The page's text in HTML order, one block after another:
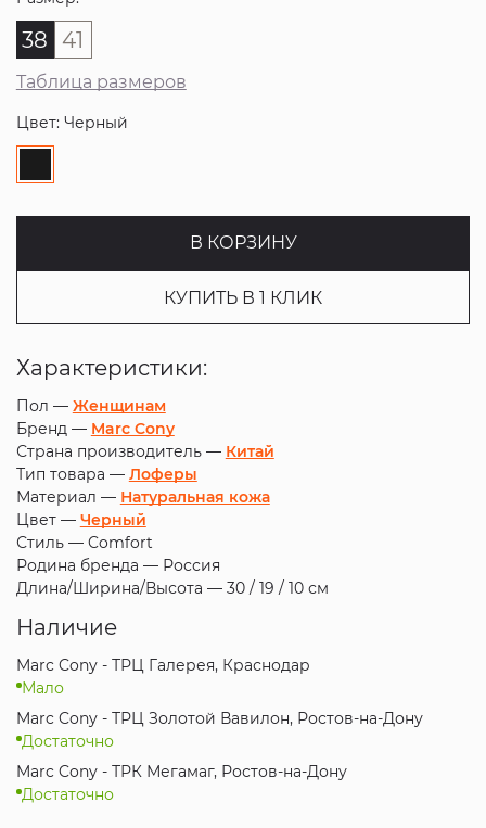
38 41
Таблица размеров
Цвет: Черный
В КОРЗИНУ
КУПИТЬ В 1 КЛИК
Характеристики:
Пол — Женщинам
Бренд — Marc Cony
Страна производитель — Китай
Тип товара — Лоферы
Материал — Натуральная кожа
Цвет — Черный
Стиль — Comfort
Родина бренда — Россия
Длина/Ширина/Высота — 30 / 19 / 10 см
Наличие
Marc Cony - ТРЦ Галерея, Краснодар
Мало
Marc Cony - ТРЦ Золотой Вавилон, Ростов-на-Дону
Достаточно
Marc Cony - ТРК Мегамаг, Ростов-на-Дону
Достаточно